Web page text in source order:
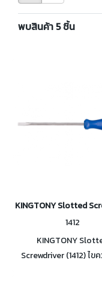
พบสินค้า 5 ชิ้น
KINGTONY Slotted
1412
KINGTONY
Screwdriver (1412) ไข